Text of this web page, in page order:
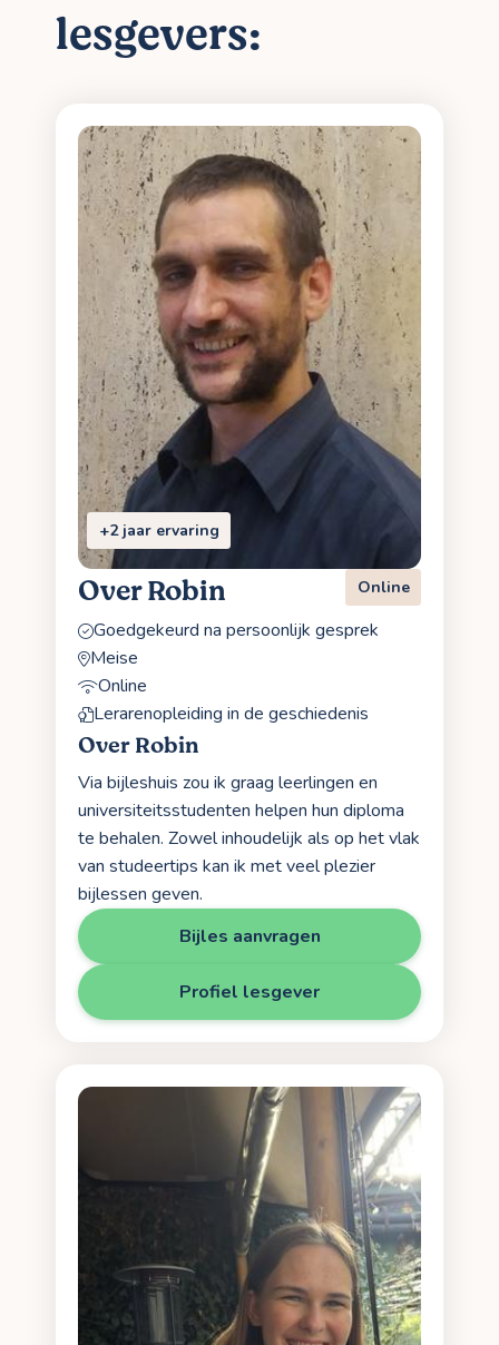
lesgevers:
+2 jaar ervaring
Over Robin Online
Goedgekeurd na persoonlijk gesprek
Meise
Online
Lerarenopleiding in de geschiedenis
Over Robin
Via bijleshuis zou ik graag leerlingen en
universiteitsstudenten helpen hun diploma
te behalen. Zowel inhoudelijk als op het vlak
van studeertips kan ik met veel plezier
bijlessen geven.
Bijles aanvragen
Profiel lesgever